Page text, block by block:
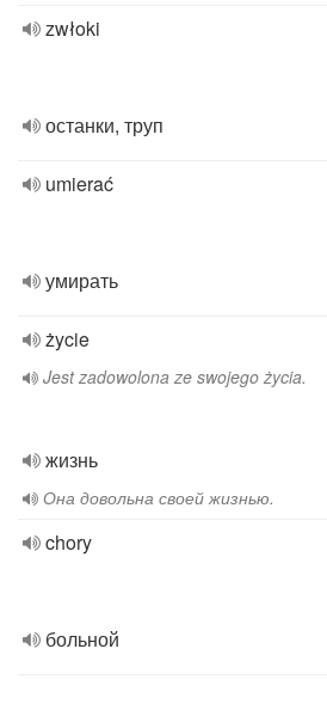
zwłoki
останки, труп
umierać
умирать
życie
Jest zadowolona ze swojego życia.
жизнь
Она довольна своей жизнью.
chory
больной